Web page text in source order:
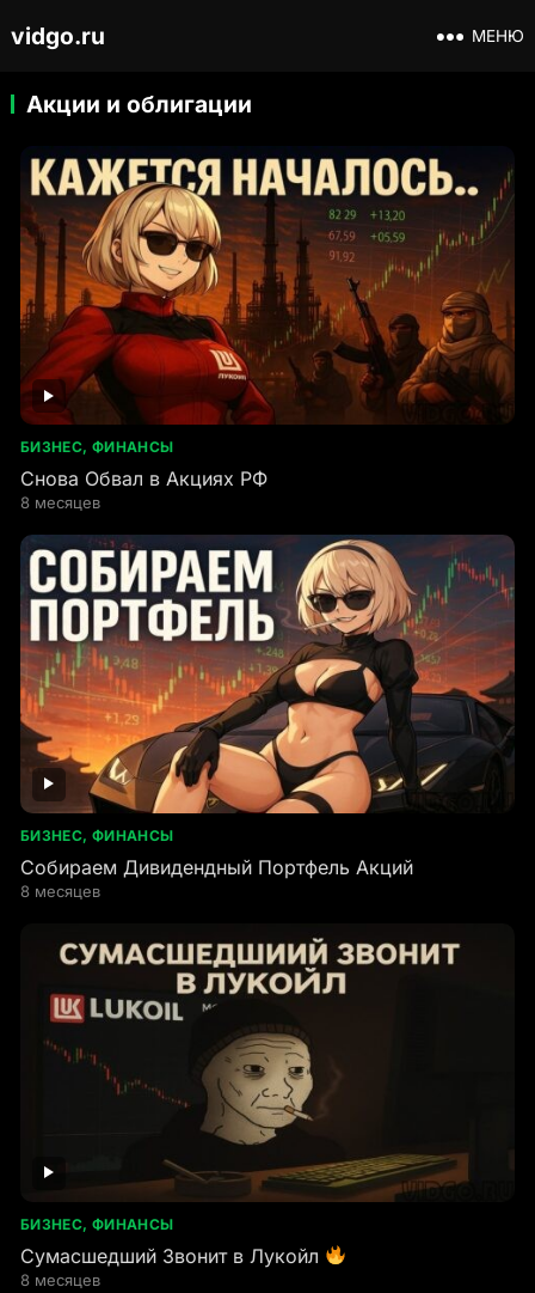
vidgo.ru МЕНЮ
Акции и облигации
БИЗНЕС, ФИНАНСЫ
Снова Обвал в Акциях РФ
8 месяцев
БИЗНЕС, ФИНАНСЫ
Собираем Дивидендный Портфель Акций
8 месяцев
БИЗНЕС, ФИНАНСЫ
Сумасшедший Звонит в Лукойл
8 месяцев